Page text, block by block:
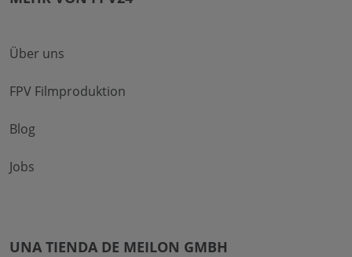
Über uns
FPV Filmproduktion
Blog
Jobs
UNA TIENDA DE MEILON GMBH